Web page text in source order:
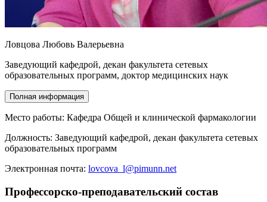
Ловцова Любовь Валерьевна
Заведующий кафедрой, декан факультета сетевых
образовательных программ, доктор медицинских наук
Полная информация
Место работы: Кафедра Общей и клинической фармакологии
Должность: Заведующий кафедрой, декан факультета сетевых
образовательных программ
Электронная почта: lovcova_l@pimunn.net
Профессорско-преподавательский состав